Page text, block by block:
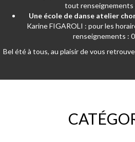
tout renseignements
Une école de danse atelier
Karine FIGAROLI : pour les
renseignements :
Bel été à tous, au plaisir de vous